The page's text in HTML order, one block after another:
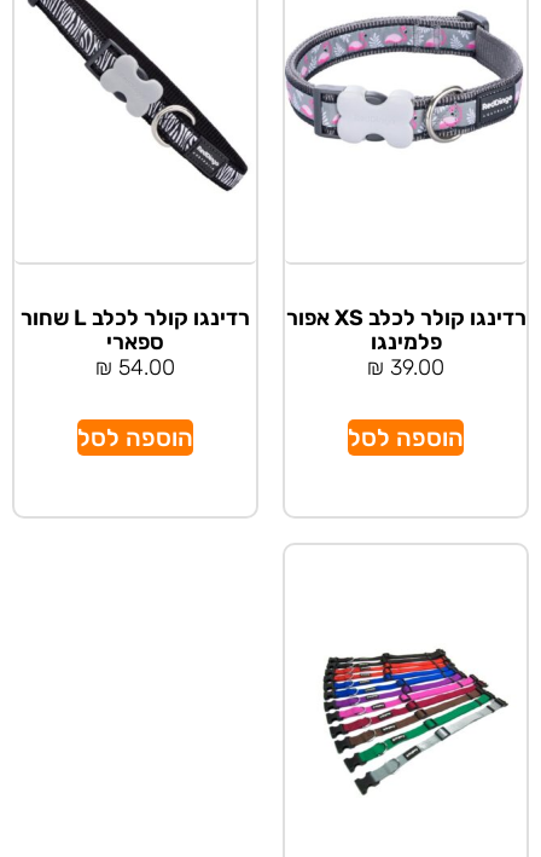
רדינגו קולר לכלב XS אפור
פלמינגו
39.00
₪
הוספה לסל
רדינגו קולר לכלב L שחור
ספארי
54.00
₪
הוספה לסל